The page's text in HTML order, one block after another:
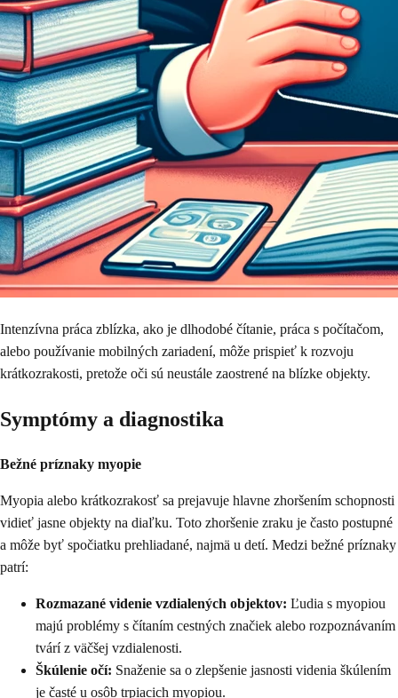
Intenzívna práca zblízka, ako je dlhodobé čítanie, práca s počítačom,
alebo používanie mobilných zariadení, môže prispieť k rozvoju
krátkozrakosti, pretože oči sú neustále zaostrené na blízke objekty.
Symptómy a diagnostika
Bežné príznaky myopie
Myopia alebo krátkozrakosť sa prejavuje hlavne zhoršením schopnosti
vidieť jasne objekty na diaľku. Toto zhoršenie zraku je často postupné
a môže byť spočiatku prehliadané, najmä u detí. Medzi bežné príznaky
patrí:
Rozmazané videnie vzdialených objektov: Ľudia s myopiou
majú problémy s čítaním cestných značiek alebo rozpoznávaním
tvárí z väčšej vzdialenosti.
Škúlenie očí: Snaženie sa o zlepšenie jasnosti videnia škúlením
je časté u osôb trpiacich myopiou.